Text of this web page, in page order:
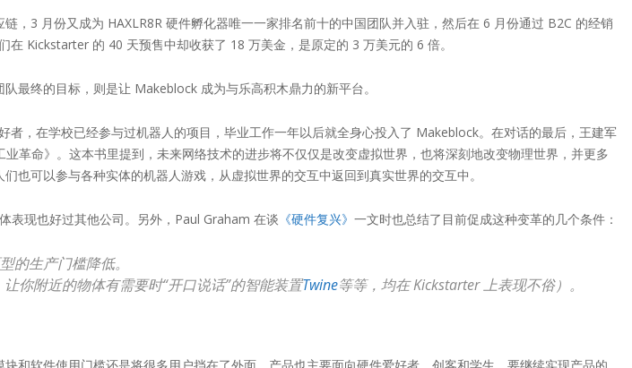
3 月份又成为 HAXLR8R 硬件孵化器唯一一家排名前十的中国团队并入驻，然后在 6 月份通过 B2C 的经销
Kickstarter 的 40 天预售中却收获了 18 万美金，是原定的 3 万美元的 6 倍。
最终的目标，则是让 Makeblock 成为与乐高积木鼎力的新平台。
，在学校已经参与过机器人的项目，毕业工作一年以后就全身心投入了 Makeblock。在对话的最后，王建军
革命》。这本书里提到，未来网络技术的进步将不仅仅是改变虚拟世界，也将深刻地改变物理世界，并更多
可以参与各种实体的机器人游戏，从虚拟世界的交互中返回到真实世界的交互中。
现也好过其他公司。另外，Paul Graham 在谈 《硬件复兴》 一文时也总结了目前促成这种变革的几个条件：
的生产门槛降低。
让你附近的物体有需要时“开口说话”的智能装置Twine等等，均在 Kickstarter 上表现不俗）。
和软件使用门槛还是将很多用户挡在了外面，产品也主要面向硬件爱好者、创客和学生，要继续实现产品的